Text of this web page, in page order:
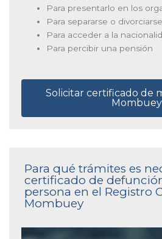
Para presentarlo en los
Para separarse o divorciarse
Para acceder a la
Para percibir una pensión
Solicitar certificado de
Mombuey
Para qué trámites es
certificado de
persona en el Registro
Mombuey